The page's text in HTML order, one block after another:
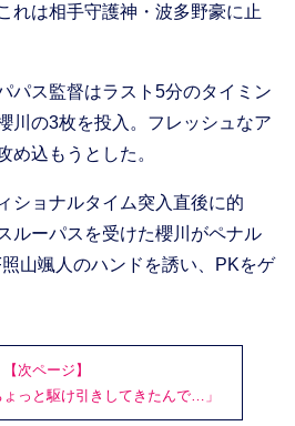
れは相手守護神・波多野豪に止
パス監督はラスト5分のタイミン
川の3枚を投入。フレッシュなア
め込もうとした。
ショナルタイム突入直後に的
ルーパスを受けた櫻川がペナル
山颯人のハンドを誘い、PKをゲ
【次ページ】
ょっと駆け引きしてきたんで…」